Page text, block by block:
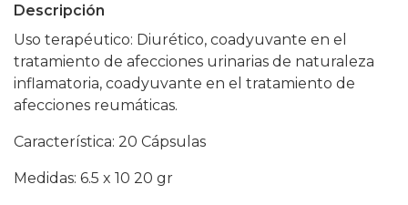
Descripción
Uso terapéutico: Diurético, coadyuvante en el
tratamiento de afecciones urinarias de naturaleza
inflamatoria, coadyuvante en el tratamiento de
afecciones reumáticas.
Característica: 20 Cápsulas
Medidas: 6.5 x 10 20 gr